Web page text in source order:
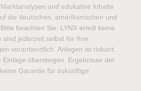
und edukative Inhalte
die deutschen, amerikanischen und
beachten Sie: LYNX erteilt keine
sind jederzeit selbst für Ihre
verantwortlich. Anlegen ist riskant.
Einlage übersteigen. Ergebnisse der
Garantie für zukünftige